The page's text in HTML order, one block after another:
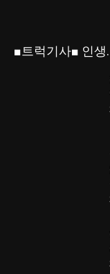
■트럭기사■ 인생